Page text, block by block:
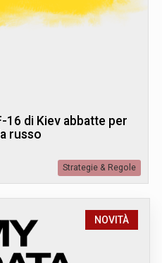
16 di Kiev abbatte per
russo
Strategie & Regole
NOVITÀ